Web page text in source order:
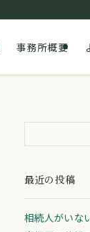
事務所概要
最近の投稿
相続人がいな